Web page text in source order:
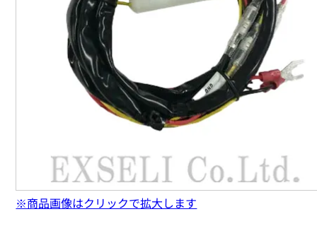
※商品画像はクリックで拡大します